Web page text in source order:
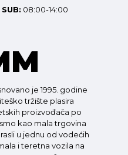
SUB: 08:00-14:00
je 1995. godine
tržište plasira
proizvođača po
kao mala trgovina
u jednu od vodećih
i teretna vozila na